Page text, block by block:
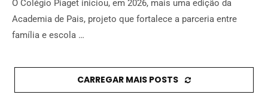
O Colégio Piaget iniciou, em 2026, mais uma edição da
Academia de Pais, projeto que fortalece a parceria entre
família e escola …
CARREGAR MAIS POSTS